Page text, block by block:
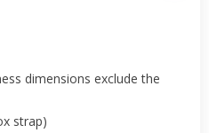
dimensions exclude the
strap)